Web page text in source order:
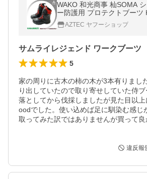
WAKO 和光商事 杣SOMA
ー防護用 プロテクトブーツ
クラス１
AZTEC ヤフーショップ
サムライレジェンド ワークブーツ
5
家の周りに古木の柿の木が3本有りまし
り出していたので取り寄せしていた侍
落としてから伐採しましたが見た目以
oodでした。使い込めば足に馴染む感じ
取ってみた訳ではありませんが買って良
違反報